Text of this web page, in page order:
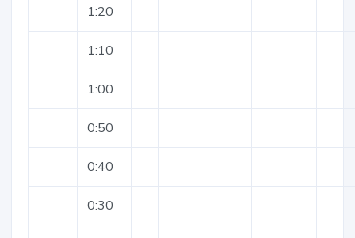
1:20
1:10
1:00
0:50
0:40
0:30